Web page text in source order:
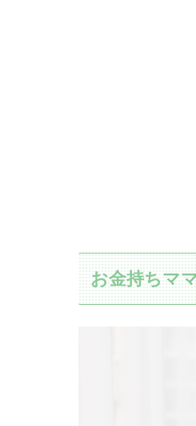
お金持ちマ